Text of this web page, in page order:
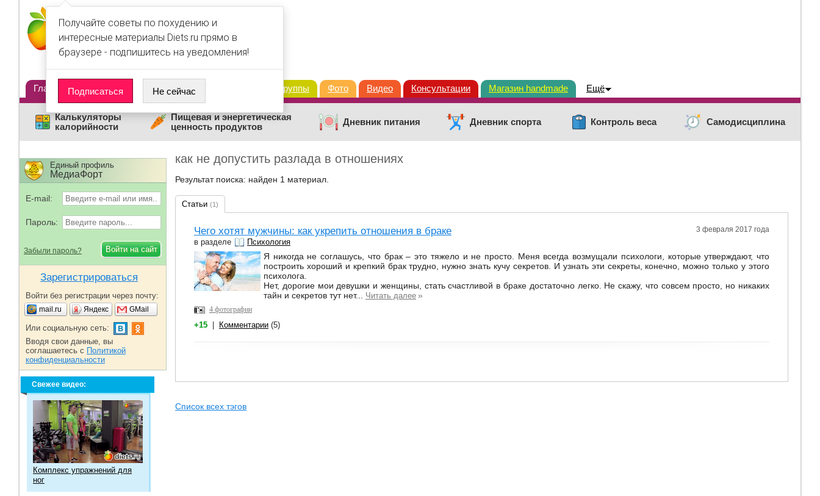
Главная Диеты Статьи Дневники Группы Фото Видео Консультации Магазин handmade Ещё
Калькуляторы
калорийности
Пищевая и энергетическая
ценность продуктов
Дневник питания Дневник спорта Контроль веса Самодисциплина
как не допустить разлада в отношениях
Результат поиска: найден 1 материал.
Статьи (1)
Чего хотят мужчины: как укрепить отношения в браке
в разделе Психология
3 февраля 2017 года
Я никогда не соглашусь, что брак – это тяжело и не просто. Меня всегда возмущали психологи, которые утверждают, что
построить хороший и крепкий брак трудно, нужно знать кучу секретов. И узнать эти секреты, конечно, можно только у этого
психолога.
Нет, дорогие мои девушки и женщины, стать счастливой в браке достаточно легко. Не скажу, что совсем просто, но никаких
тайн и секретов тут нет... Читать далее »
4 фотографии
+15 Комментарии (5)
Список всех тэгов
Единый профиль
МедиаФорт
E-mail:
Пароль:
Забыли пароль?
Зарегистрироваться
Войти без регистрации через почту:
mail.ru Яндекс GMail
Или социальную сеть:
Вводя свои данные, вы
соглашаетесь с Политикой
конфиденциальности
Свежее видео:
Комплекс упражнений для
ног
Получайте советы по похудению и
интересные материалы Diets.ru прямо в
браузере - подпишитесь на уведомления!
Подписаться Не сейчас